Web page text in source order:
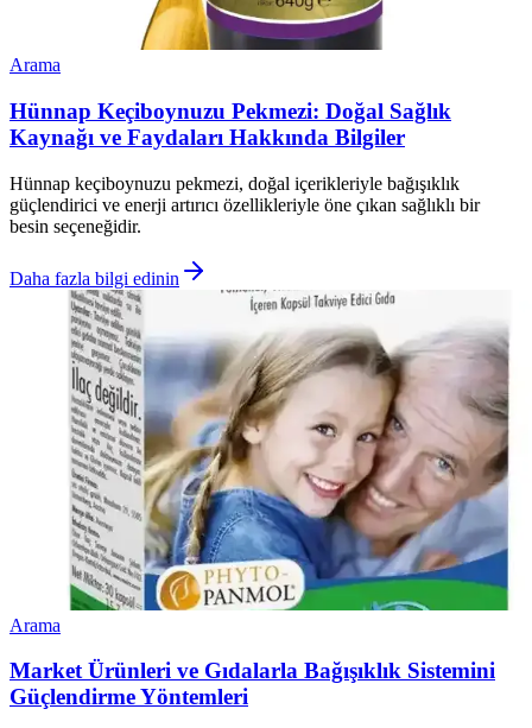
Arama
Hünnap Keçiboynuzu Pekmezi: Doğal Sağlık
Kaynağı ve Faydaları Hakkında Bilgiler
Hünnap keçiboynuzu pekmezi, doğal içerikleriyle bağışıklık
güçlendirici ve enerji artırıcı özellikleriyle öne çıkan sağlıklı bir
besin seçeneğidir.
Daha fazla bilgi edinin
Arama
Market Ürünleri ve Gıdalarla Bağışıklık Sistemini
Güçlendirme Yöntemleri